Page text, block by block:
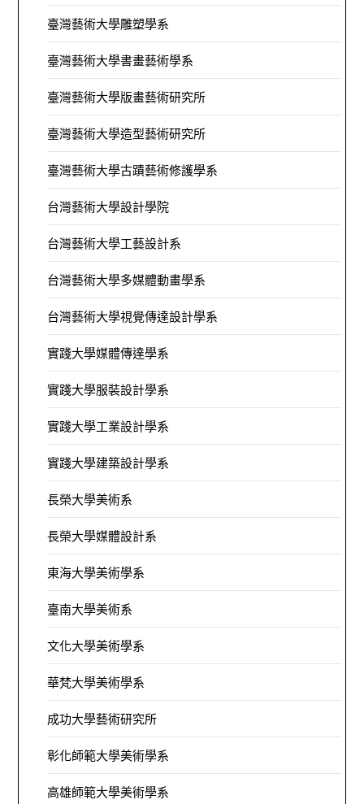
臺灣藝術大學雕塑學系
臺灣藝術大學書畫藝術學系
臺灣藝術大學版畫藝術研究所
臺灣藝術大學造型藝術研究所
臺灣藝術大學古蹟藝術修護學系
台灣藝術大學設計學院
台灣藝術大學工藝設計系
台灣藝術大學多媒體動畫學系
台灣藝術大學視覺傳達設計學系
實踐大學媒體傳達學系
實踐大學服裝設計學系
實踐大學工業設計學系
實踐大學建築設計學系
長榮大學美術系
長榮大學媒體設計系
東海大學美術學系
臺南大學美術系
文化大學美術學系
華梵大學美術學系
成功大學藝術研究所
彰化師範大學美術學系
高雄師範大學美術學系